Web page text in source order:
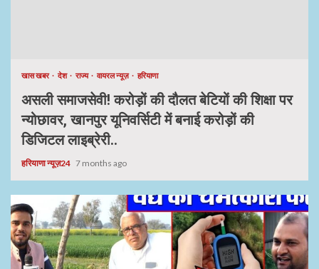
खास खबर देश राज्य वायरल न्यूज़ हरियाणा
असली समाजसेवी! करोड़ों की दौलत बेटियों की शिक्षा पर
न्योछावर, खानपुर यूनिवर्सिटी में बनाई करोड़ों की
डिजिटल लाइब्रेरी..
हरियाणा न्यूज़24 7 months ago